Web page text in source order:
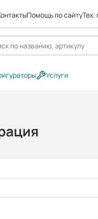
Помощь по сайтуТех.
Услуги